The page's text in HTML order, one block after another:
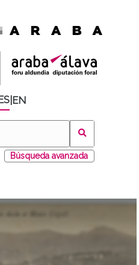
EN
Búsqueda avanzada